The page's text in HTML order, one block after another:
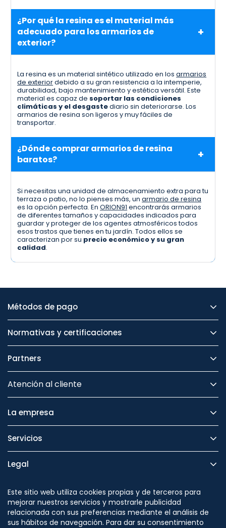
¿Por qué la resina es el material más
adecuado para los armarios de
exterior?
La resina es un material sintético utilizado en losarmarios
de exteriordebido a su gran resistencia a la intemperie,
durabilidad, bajo mantenimiento y estética versátil. Este
material es capaz de soportar las condiciones
climáticas y el desgastediario sin deteriorarse. Los
armarios de resina son ligeros y muy fáciles de
transportar.
¿Dónde comprar armarios de resina
baratos?
Si necesitas una unidad de almacenamiento extra para tu
terraza o patio, no lo pienses más, unarmario de resina
es la opción perfecta. EnORION91 encontrarás armarios
de diferentes tamaños y capacidades indicados para
guardar y proteger de los agentes atmosféricos todos
esos trastos que tienes en tu jardín. Todos ellos se
caracterizan por su precio económico y su gran
calidad.
Métodos de pago
Normativas y certificaciones
Partners
Atención al cliente
La empresa
Servicios
Legal
Seguridad
Este sitio web utiliza cookies propias y de terceros para
mejorar nuestros servicios y mostrarle publicidad
relacionada con sus preferencias mediante el análisis de
sus hábitos de navegación. Para dar su consentimiento